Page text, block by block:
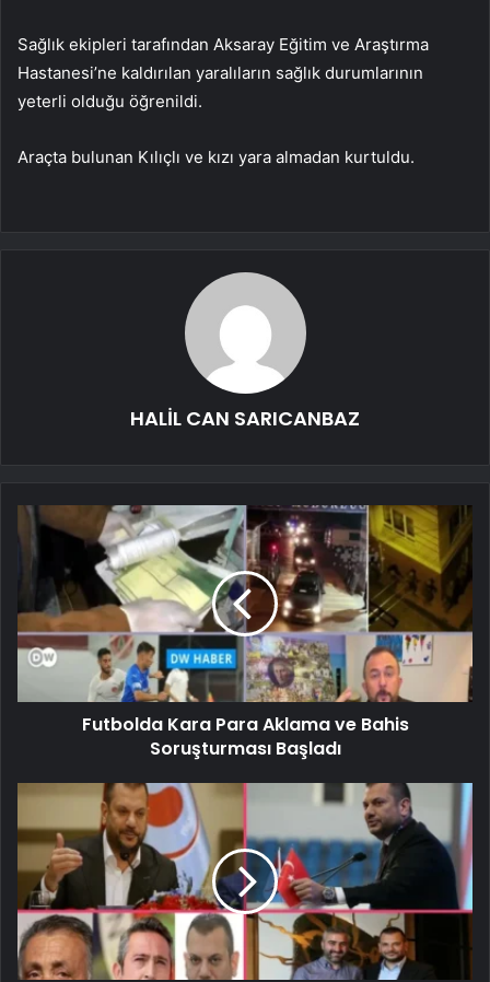
Sağlık ekipleri tarafından Aksaray Eğitim ve Araştırma
Hastanesi’ne kaldırılan yaralıların sağlık durumlarının
yeterli olduğu öğrenildi.
Araçta bulunan Kılıçlı ve kızı yara almadan kurtuldu.
HALİL CAN SARICANBAZ
Futbolda Kara Para Aklama ve Bahis
Soruşturması Başladı